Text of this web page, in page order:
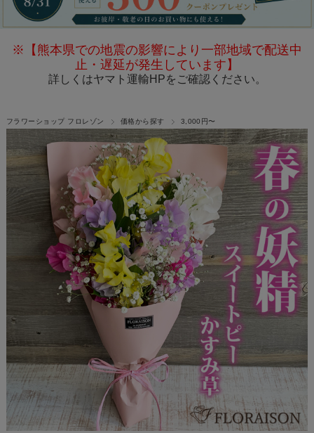
※【熊本県での地震の影響により一部地域で配送中
止・遅延が発生しています】
詳しくはヤマト運輸HPをご確認ください。
フラワーショップ フロレゾン 価格から探す 3,000円〜